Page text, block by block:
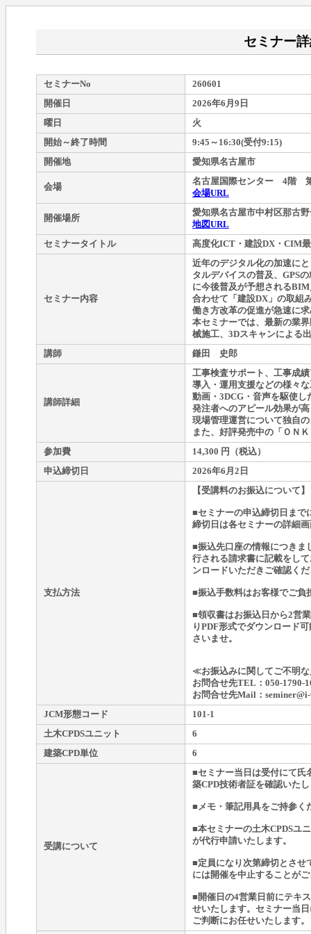
セミナー
セミナーNo
260601
開催日
2026年6月9日
曜日
火
開始～終了時間
9:45～16:30(受付9:15)
開催地
愛知県名古屋市
会場
名古屋国際センター 4階
会場URL
開催場所
愛知県名古屋市中村区那古
地図URL
セミナータイトル
高度化ICT・建設DX・CIM
セミナー内容
近年のデジタル化の加速に
タルデバイスの普及、GPS
に今後普及が予想される
合わせて「建設DX」の取組
働き方改革の促進が急速に
本セミナーでは、最新の業
械施工、3Dスキャンによる
講師
鎌田 史郎
講師詳細
工事検査サポート、工事成
導入・運用支援などの様々
動画・3DCG・音声を駆使
発注者へのアピール効果が
現場管理運営について独自
また、好評発売中の「ＯＮ
参加費
14,300 円（税込）
申込締切日
2026年6月2日
支払方法
【受講料のお振込について】
■セミナーの申込締切日まで
締切日は各セミナーの詳細
■振込先口座の情報につきま
行される請求書に記載をし
ンロードいただきご確認く
■振込手数料はお客様でご負
■領収書はお振込日から2営
りPDF形式でダウンロード
さいませ。
≪お振込みに関してご不明
お問合せ先TEL：050-1790-
お問合せ先Mail：
JCM形態コード
101-1
土木CPDSユニット
6
建築CPD単位
6
受講について
■セミナー当日は受付にて氏
築CPD技術者証を確認いた
■メモ・筆記用具をご持参く
■本セミナーの土木CPDSユ
が代行申請いたします。
■定員になり次第締切とさせ
には開催を中止することが
■開催日の4営業日前にテキ
せいたします。セミナー当
ご判断にお任せいたします。